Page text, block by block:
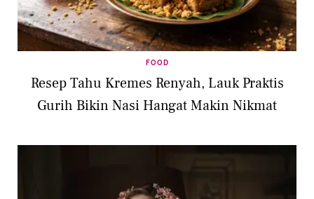
FOOD
Resep Tahu Kremes Renyah, Lauk Praktis
Gurih Bikin Nasi Hangat Makin Nikmat